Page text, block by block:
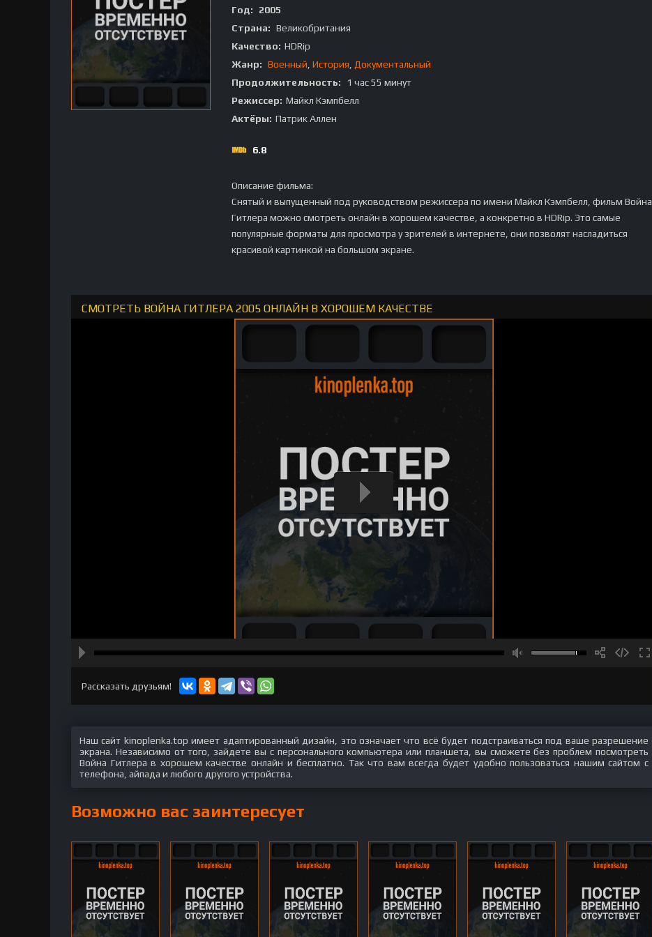
Год:
2005
Страна: Великобритания
Качество: HDRip
Жанр: Военный История
Документальный
Продолжительность:
1 час 55 минут
Режиссер: Майкл Кэмпбелл
Актёры: Патрик Аллен
6.8
Описание фильма:
Снятый и выпущенный под руководством режиссера по имени Майкл Кэмпбелл, фильм Война
Гитлера можно смотреть онлайн в хорошем качестве, а конкретно в HDRip. Это самые
популярные форматы для просмотра у зрителей в интернете, они позволят насладиться
красивой картинкой на большом экране.
СМОТРЕТЬ ВОЙНА ГИТЛЕРА 2005 ОНЛАЙН В ХОРОШЕМ КАЧЕСТВЕ
Рассказать друзьям!
Наш сайт kinoplenka.top имеет адаптированный дизайн, это означает что всё будет подстраиваться под ваше разрешение
экрана. Независимо от того, зайдете вы с персонального компьютера или планшета, вы сможете без проблем посмотреть
Война Гитлера в хорошем качестве онлайн и бесплатно. Так что вам всегда будет удобно пользоваться нашим сайтом с
телефона, айпада и любого другого устройства.
Возможно вас заинтересует